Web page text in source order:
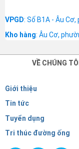
VPGD: Số B1A - Âu
Kho hàng: Âu Cơ,
VỀ CHÚNG TÔI
Giới thiệu
Tin tức
Tuyển dụng
Tri thúc đường ống